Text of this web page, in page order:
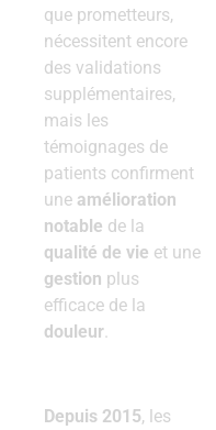
que prometteurs,
nécessitent encore
des validations
supplémentaires,
mais les
témoignages de
patients confirment
une amélioration
notable de la
qualité de vie et une
gestion plus
efficace de la
douleur.
Depuis 2015, les